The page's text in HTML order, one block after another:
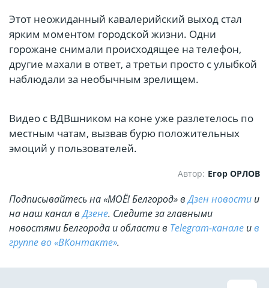
Этот неожиданный кавалерийский выход стал
ярким моментом городской жизни. Одни
горожане снимали происходящее на телефон,
другие махали в ответ, а третьи просто с улыбкой
наблюдали за необычным зрелищем.
Видео с ВДВшником на коне уже разлетелось по
местным чатам, вызвав бурю положительных
эмоций у пользователей.
Автор: Егор ОРЛОВ
Подписывайтесь на «МОЁ! Белгород» вДзен новости и
на наш канал вДзене. Cледите за главными
новостями Белгорода и области в Telegram-канале ив
группе во «ВКонтакте».